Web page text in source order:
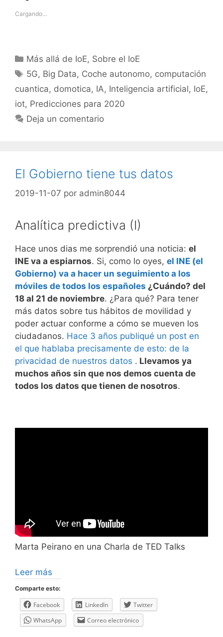
Cargando...
Categorías
Más allá de IoE, Sobre el IoE
Etiquetas
5G, Big Data, Coche autonomo, computación
cuantica, domotica, IA, Inteligencia artificial, IoE,
iot, Predicciones para 2020
Deja un comentario
El Gobierno tiene tus datos
2019-11-07 por admin8044
Analítica predictiva (I)
Hace unos dias me sorprendió una noticia: el
INE va a espiarnos. Si, como lo oyes, el INE (el
Gobierno) va a hacer un seguimiento a los
móviles de todos los españoles ¿Cuándo? del
18 al 21 de noviembre. ¿Para qué? Para tener
más datos sobre tus hábitos de movilidad y
poder actuar conforme a cómo se mueven los
ciudadanos. Hace 3 años publiqué un post en
el que hablaba precisamente de esto: de la
privacidad de nuestros datos . Llevamos ya
muchos años sin que nos demos cuenta de
todos los datos que tienen de nosotros.
Marta Peirano en una Charla de TED Talks
Leer más
Comparte esto:
Facebook LinkedIn
Twitter
WhatsApp
Correo electrónico